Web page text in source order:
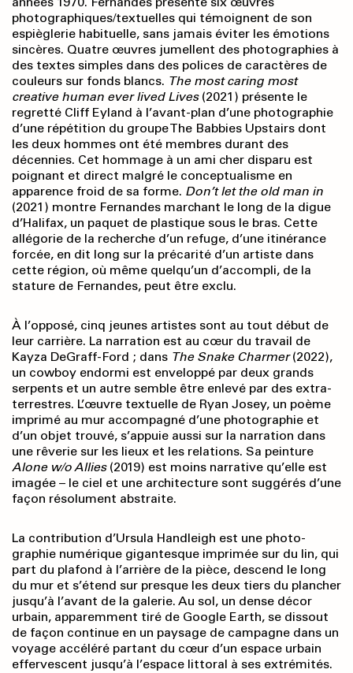
photographiques/textuelles qui témoignent de son
espièglerie habituelle, sans jamais éviter les émotions
sincères. Quatre œuvres jumellent des photographies à
des textes simples dans des polices de caractères de
couleurs sur fonds blancs. The most caring most
creative human ever lived Lives (2021) présente le
regretté Cliff Eyland à l’avant-plan d’une photographie
d’une répétition du groupe The Babbies Upstairs dont
les deux hommes ont été membres durant des
décennies. Cet hommage à un ami cher disparu est
poignant et direct malgré le conceptualisme en
apparence froid de sa forme. Don’t let the old man in
(2021) montre Fernandes marchant le long de la digue
d’Halifax, un paquet de plastique sous le bras. Cette
allégorie de la recherche d’un refuge, d’une itinérance
forcée, en dit long sur la précarité d’un artiste dans
cette région, où même quelqu’un d’accompli, de la
stature de Fernandes, peut être exclu.
À l’opposé, cinq jeunes artistes sont au tout début de
leur carrière. La narration est au cœur du travail de
Kayza DeGraff-Ford ; dans The Snake Charmer(2022),
un cowboy endormi est enveloppé par deux grands
serpents et un autre semble être enlevé par des extra-
terrestres. L’œuvre textuelle de Ryan Josey, un poème
imprimé au mur accompagné d’une photographie et
d’un objet trouvé, s’appuie aussi sur la narration dans
une rêverie sur les lieux et les relations. Sa peinture
Alone w/o Allies(2019) est moins narrative qu’elle est
imagée – le ciel et une architecture sont suggérés d’une
façon résolument abstraite.
La contribution d’Ursula Handleigh est une photo­
graphie numérique gigantesque imprimée sur du lin, qui
part du plafond à l’arrière de la pièce, descend le long
du mur et s’étend sur presque les deux tiers du plancher
jusqu’à l’avant de la galerie. Au sol, un dense décor
urbain, apparemment tiré de Google Earth, se dissout
de façon continue en un paysage de campagne dans un
voyage accéléré partant du cœur d’un espace urbain
effervescent jusqu’à l’espace littoral à ses extrémités.